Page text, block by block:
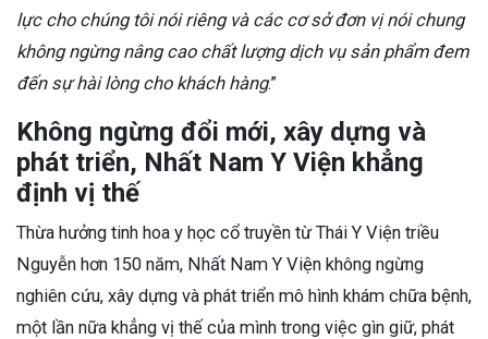
lực cho chúng tôi nói riêng và các cơ sở đơn vị nói chung
không ngừng nâng cao chất lượng dịch vụ sản phẩm đem
đến sự hài lòng cho khách hàng.”
Không ngừng đổi mới, xây dựng và
phát triển, Nhất Nam Y Viện khẳng
định vị thế
Thừa hưởng tinh hoa y học cổ truyền từ Thái Y Viện triều
Nguyễn hơn 150 năm, Nhất Nam Y Viện không ngừng
nghiên cứu, xây dựng và phát triển mô hình khám chữa bệnh,
một lần nữa khẳng vị thế của mình trong việc gìn giữ, phát